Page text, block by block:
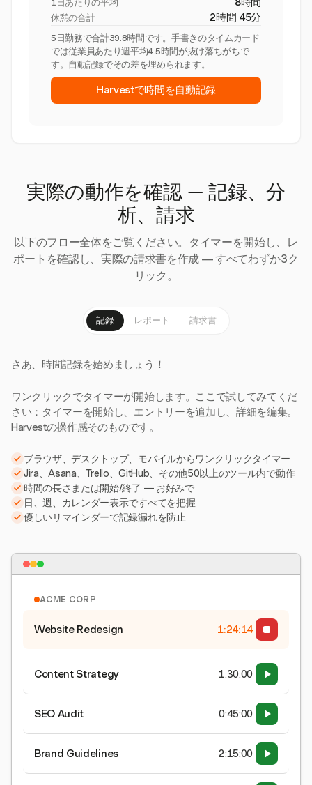
1日あたりの平均
休憩の合計 2時間 45分
5日勤務で合計39.8時間です。手書きのタイムカード
では従業員あたり週平均4.5時間が抜け落ちがちで
す。自動記録でその差を埋められます。
Harvestで時間を自動記録
実際の動作を確認 — 記録、分
析、請求
以下のフロー全体をご覧ください。タイマーを開始し、レ
ポートを確認し、実際の請求書を作成 — すべてわずか3ク
リック。
記録 レポート 請求書
さあ、時間記録を始めましょう！
ワンクリックでタイマーが開始します。ここで試してみてくだ
さい：タイマーを開始し、エントリーを追加し、詳細を編集。
Harvestの操作感そのものです。
ブラウザ、デスクトップ、モバイルからワンクリックタイマー
Jira、Asana、Trello、GitHub、その他50以上のツール内で動作
時間の長さまたは開始/終了 — お好みで
日、週、カレンダー表示ですべてを把握
優しいリマインダーで記録漏れを防止
ACME CORP
Website Redesign 1:24:15
Content Strategy 1:30:00
SEO Audit 0:45:00
Brand Guidelines 2:15:00